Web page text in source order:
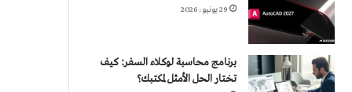
29 يونيو، 2026
برنامج محاسبة لوكلاء السفر: كيف
تختار الحل الأمثل لمكتبك؟